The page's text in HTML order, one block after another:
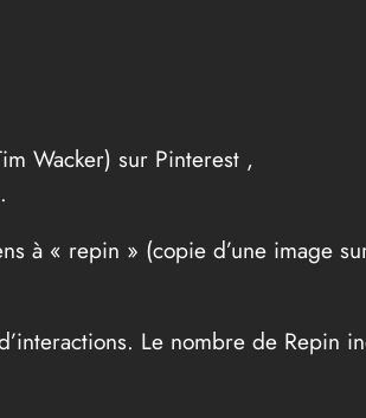
Wacker) sur Pinterest ,
à « repin » (copie d’une image
Le nombre de Repin